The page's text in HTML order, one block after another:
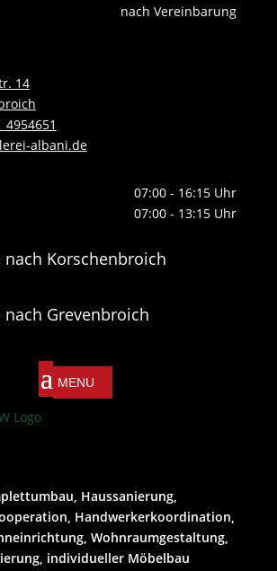
nach Vereinbarung
14
4954651
albani.de
07:00 - 16:15 Uhr
07:00 - 13:15 Uhr
nach Korschenbroich
nach Grevenbroich
Haussanierung,
Handwerkerkoordination,
Wohnraumgestaltung,
individueller Möbelbau